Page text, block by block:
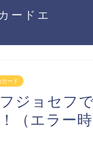
ードエ
ード
ジョセフ
（エラー時